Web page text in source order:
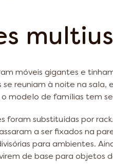
móveis gigantes e
se reuniam à noite na
modelo de famílias tem
foram substituídas por
a ser fixados na
para ambientes.
de base para objetos